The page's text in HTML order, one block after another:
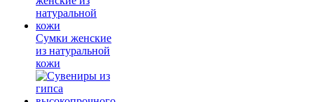
Сумки женские
из натуральной
кожи